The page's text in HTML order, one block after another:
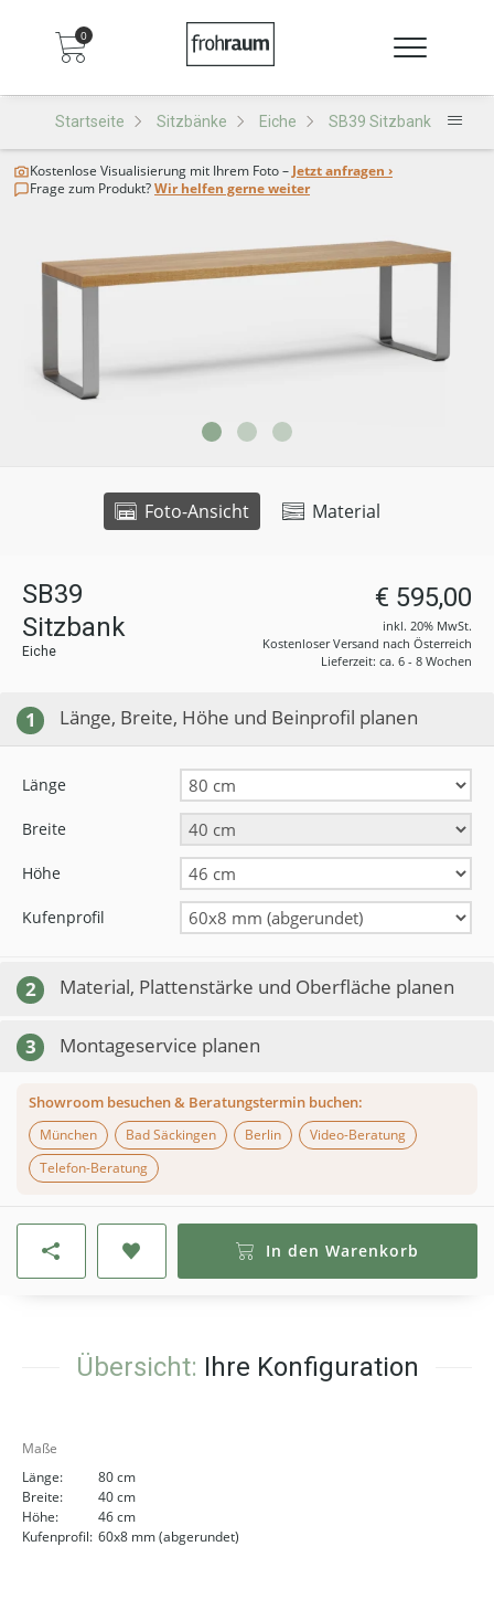
0
Startseite Sitzbänke Eiche SB39 Sitzbank
Foto-Ansicht Material
Kostenlose Visualisierung mit Ihrem Foto – Jetzt anfragen ›
Frage zum Produkt?Wir helfen gerne weiter
SB39
Sitzbank
Eiche
€ 595,00
inkl. 20% MwSt.
Kostenloser Versand nach Österreich
Lieferzeit: ca. 6 - 8 Wochen
1 Länge, Breite, Höhe und Beinprofil planen
Länge
Breite
Höhe
Kufenprofil
2 Material, Plattenstärke und Oberfläche planen
3 Montageservice planen
Showroom besuchen & Beratungstermin buchen:
München
Bad Säckingen Berlin
Video-Beratung
Telefon-Beratung
In den Warenkorb
Übersicht: Ihre Konfiguration
Maße
Länge:
80 cm
Breite:
40 cm
Höhe:
46 cm
Kufenprofil: 60x8 mm (abgerundet)